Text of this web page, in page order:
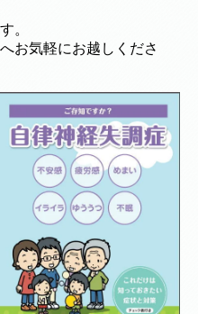
。
お気軽にお越しくださ